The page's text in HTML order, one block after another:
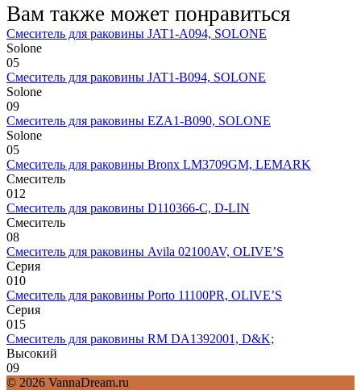
Вам также может понравиться
Смеситель для раковины JAT1-A094, SOLONE
Solone
05
Смеситель для раковины JAT1-B094, SOLONE
Solone
09
Смеситель для раковины EZA1-B090, SOLONE
Solone
05
Смеситель для раковины Bronx LM3709GM, LEMARK
Смеситель
012
Смеситель для раковины D110366-С, D-LIN
Смеситель
08
Смеситель для раковины Avila 02100AV, OLIVE’S
Серия
010
Смеситель для раковины Porto 11100PR, OLIVE’S
Серия
015
Смеситель для раковины RM DA1392001, D&K;
Высокий
09
© 2026 VannaDream.ru